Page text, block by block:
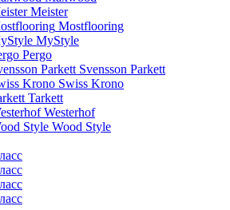
Meister
Mostflooring
MyStyle
Pergo
Svensson Parkett
Swiss Krono
Tarkett
Westerhof
Wood Style